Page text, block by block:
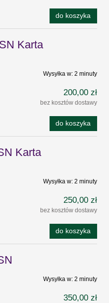
do koszyka
Karta
Wysyłka w: 2 minuty
200,00 zł
bez kosztów dostawy
do koszyka
Karta
Wysyłka w: 2 minuty
250,00 zł
bez kosztów dostawy
do koszyka
Wysyłka w: 2 minuty
350,00 zł